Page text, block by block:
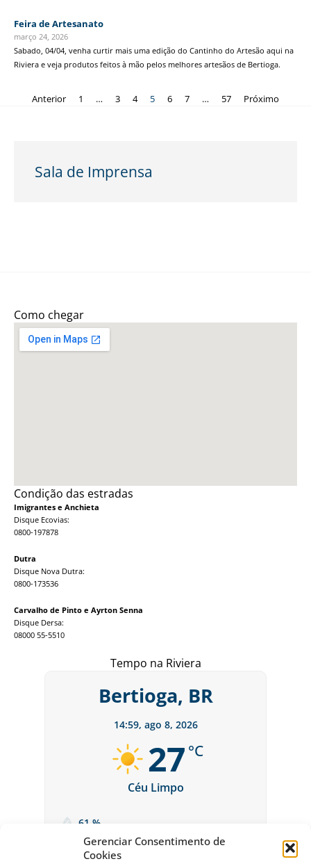
Gerenciar Consentimento de
Cookies
Feira de Artesanato
março 24, 2026
Sabado, 04/04, venha curtir mais uma edição do Cantinho do Artesão aqui na
Riviera e veja produtos feitos à mão pelos melhores artesãos de Bertioga.
Anterior 1 … 3 4 5 6 7 … 57 Próximo
Sala de Imprensa
Como chegar
Condição das estradas
Imigrantes e Anchieta
Disque Ecovias:
0800-197878
Dutra
Disque Nova Dutra:
0800-173536
Carvalho de Pinto e Ayrton Senna
Disque Dersa:
08000 55-5510
Tempo na Riviera
Bertioga, BR
14:59, ago 8, 2026
27 °C
Céu Limpo
61 %